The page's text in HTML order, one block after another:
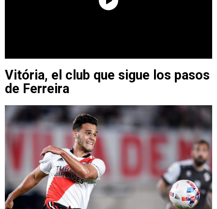
Vitória, el club que sigue los pasos
de Ferreira